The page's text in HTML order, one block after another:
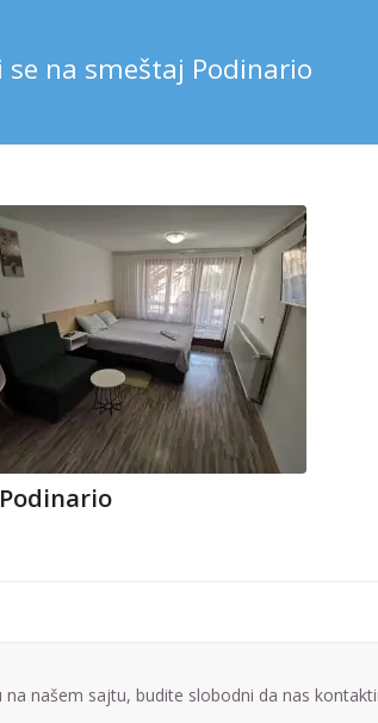
se na smeštaj Podinario
našem sajtu, budite slobodni da nas